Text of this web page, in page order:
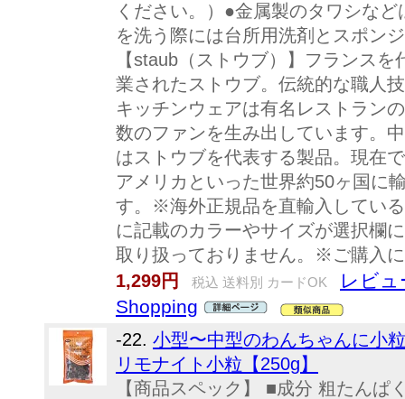
ください。）●金属製のタワシな
を洗う際には台所用洗剤とスポン
【staub（ストウブ）】フランス
業されたストウブ。伝統的な職人
キッチンウェアは有名レストラン
数のファンを生み出しています。
はストウブを代表する製品。現在
アメリカといった世界約50ヶ国に
す。※海外正規品を直輸入してい
に記載のカラーやサイズが選択欄
取り扱っておりません。※ご購入
1,299円
税込 送料別 カードOK
レビュ
Shopping
-22. 小型〜中型のわんちゃんに小
リモナイト小粒【250g】
【商品スペック】 ■成分 粗たんぱ